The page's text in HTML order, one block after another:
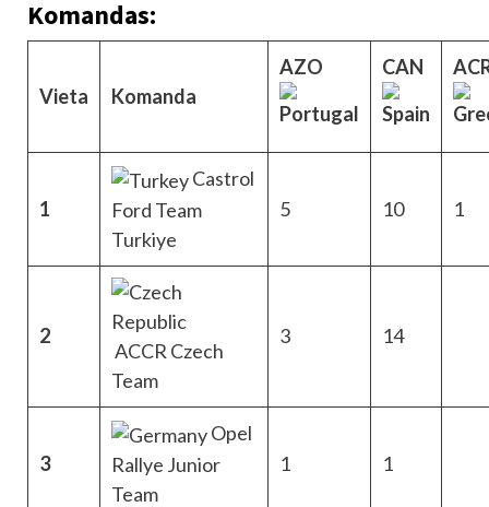
Komandas:
Vieta Komanda
AZO CAN
1
Castrol
Ford Team
Turkiye
5 10 1
2
ACCR Czech
Team
3 14
3
Opel
Rallye Junior
Team
1 1